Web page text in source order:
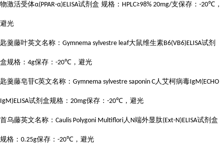
物激活受体α(PPAR-α)ELISA试剂盒 规格： HPLC≥98% 20mg/支保存： -20℃ ，
避光
匙羹藤叶英文名称： Gymnema sylvestre leaf大鼠维生素B6(VB6)ELISA试剂
盒规格： 4g保存： -20℃ ，避光
匙羹藤皂苷C英文名称： Gymnema sylvestre saponin C人艾柯病毒IgM(ECHO
IgM)ELISA试剂盒规格： 20mg保存： -20℃ ，避光
首乌藤英文名称： Caulis Polygoni Multiflori人 N端外显肽(Ext-N)ELISA试剂盒
规格： 0.25g保存： -20℃ ，避光